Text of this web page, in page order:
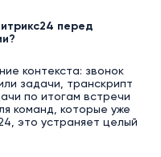
перед
контекста: звонок
задачи, транскрипт
по итогам встречи
команд, которые уже
это устраняет целый